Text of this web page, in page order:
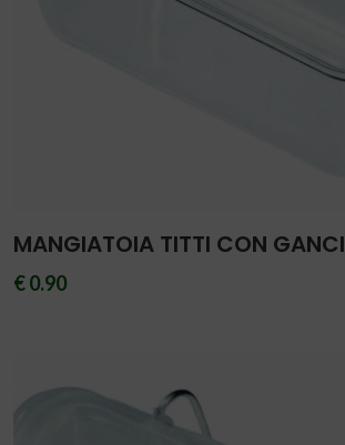
MANGIATOIA TITTI CON GANCI
€ 0.90